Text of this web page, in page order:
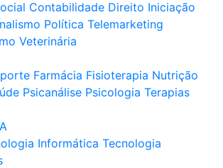
Contabilidade Direito Iniciação
Política Telemarketing
Veterinária
Farmácia Fisioterapia Nutrição
Psicanálise Psicologia Terapias
Informática Tecnologia